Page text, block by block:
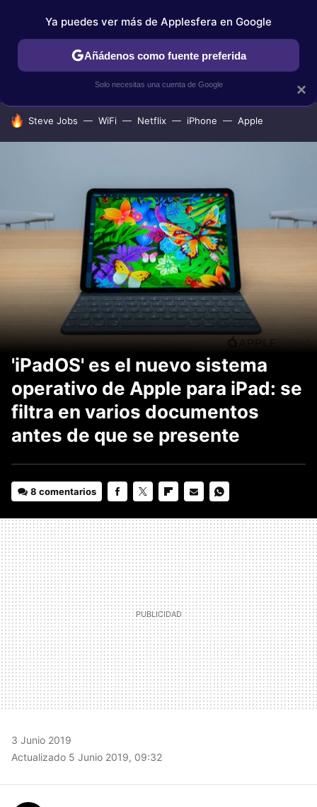
IPHONE TUTORIALES APPLESFERA SELECCIÓN
HOY SE HABLA DE
Steve Jobs WiFi Netflix iPhone Apple
'iPadOS' es el nuevo sistema
operativo de Apple para iPad: se
filtra en varios documentos
antes de que se presente
8 comentarios
MAIL
3 Junio 2019
Actualizado 5 Junio 2019, 09:32
×
Ya puedes ver más de Applesfera en Google
Añádenos como fuente preferida
Solo necesitas una cuenta de Google